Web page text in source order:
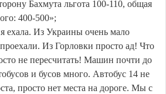
Бахмута льгота 100-110, общая
400-500»;
ехала. Из Украины очень мало
Из Горловки просто ад! Что
не пересчитать! Машин почти до
и бусов много. Автобус 14 не
просто нет места на дороге. Мы с